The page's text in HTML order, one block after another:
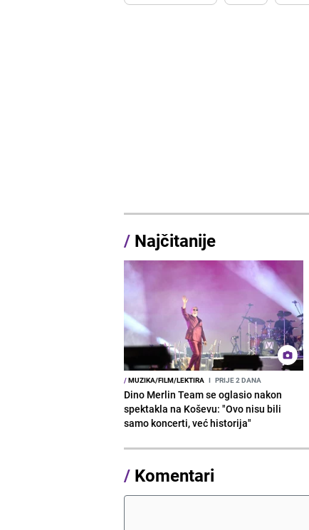
/ Najčitanije
/MUZIKA/FILM/LEKTIRA I PRIJE 2 DANA
Dino Merlin Team se oglasio nakon
spektakla na Koševu: "Ovo nisu bili
samo koncerti, već historija"
/ Komentari